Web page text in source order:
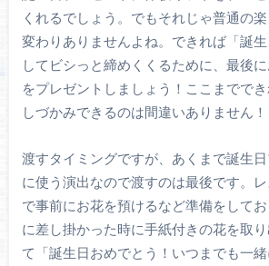
くれるでしょう。でもそれじゃ普通の
変わりありませんよね。できれば「誕
してビシっと締めくくるために、最後
をプレゼントしましょう！ここまでで
しづかみできるのは間違いありません！
渡すタイミングですが、あくまで誕生
に使う演出なので渡すのは最後です。
で事前にお花を預けるなど準備をして
に差し掛かった時に手紙付きの花を取
て「誕生日おめでとう！いつまでも一